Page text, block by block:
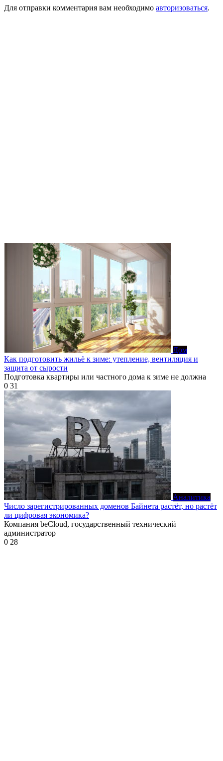
Для отправки комментария вам необходимо авторизоваться.
Дом
Как подготовить жильё к зиме: утепление, вентиляция и
защита от сырости
Подготовка квартиры или частного дома к зиме не должна
0 31
Аналитика
Число зарегистрированных доменов Байнета растёт, но растёт
ли цифровая экономика?
Компания beCloud, государственный технический
администратор
0 28